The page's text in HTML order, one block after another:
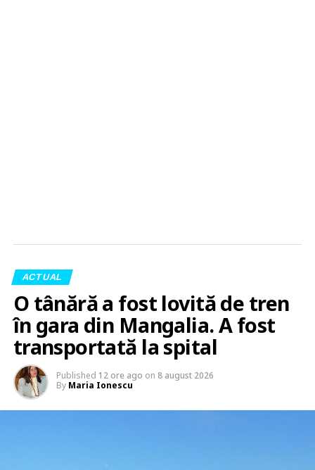
ACTUAL
O tânără a fost lovită de tren
în gara din Mangalia. A fost
transportată la spital
Published 12 ore ago on 8 august 2026
By Maria Ionescu